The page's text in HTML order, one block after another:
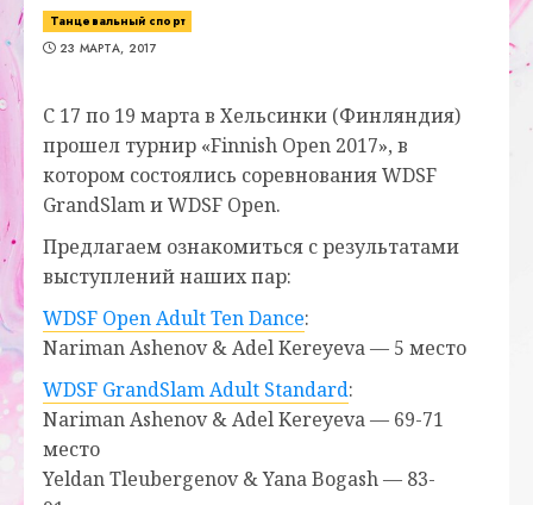
Танцевальный спорт
23 МАРТА, 2017
С 17 по 19 марта в Хельсинки (Финляндия)
прошел турнир «Finnish Open 2017», в
котором состоялись соревнованияWDSF
GrandSlam иWDSF Open.
Предлагаем ознакомиться с результатами
выступлений наших пар:
WDSF Open Adult Ten Dance:
Nariman Ashenov & Adel Kereyeva— 5 место
WDSF GrandSlam Adult Standard:
Nariman Ashenov & Adel Kereyeva— 69-71
место
Yeldan Tleubergenov & Yana Bogash— 83-